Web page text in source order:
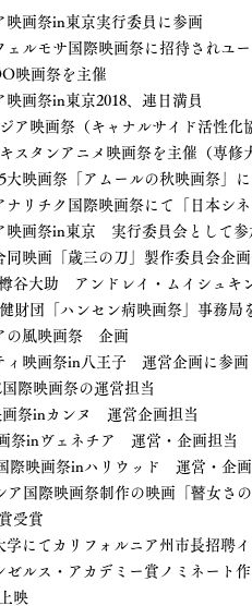
画祭in東京実行委員に参画
ルモサ国際映画祭に招待されユ
映画祭を主催
画祭in東京2018、連日満員
ア映画祭（キャナルサイド活性化
スタンアニメ映画祭を主催（専修
映画祭「アムールの秋映画祭」
リチク国際映画祭にて「日本シ
映画祭in東京 実行委員会として参
映画「歳三の刀」製作委員会企
谷大助 アンドレイ・ムイシュキ
財団「ハンセン病映画祭」事務局
の風映画祭 企画
ィ映画祭in八王子 運営企画に参
際映画祭の運営担当
祭inカンヌ 運営企画担当
祭inヴェネチア 運営・企画担当
映画祭inハリウッド 運営・企画
ア国際映画祭制作の映画「瞽女さ
受賞
にてカリフォルニア州市長招聘
ルス・アカデミー賞ノミネート
映